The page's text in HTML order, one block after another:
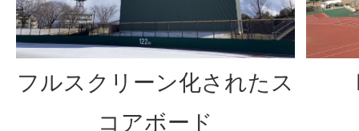
フルスクリーン化されたス
コアボード